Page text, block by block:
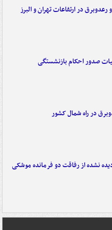
و رعدوبرق در ارتفاعات تهران و البرز
صدور احکام بازنشستگی
در راه شمال کشور
نشده از رفاقت دو فرمانده‌ موشکی